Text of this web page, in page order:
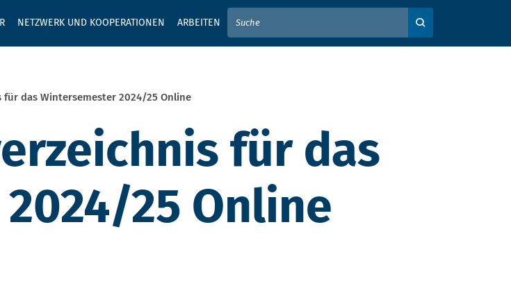
NETZWERK UND KOOPERATIONEN ARBEITEN
GEBEN SIE HIER IHREN SUCHBEGRIFF EIN
das Wintersemester 2024/25 Online
für das
25 Online